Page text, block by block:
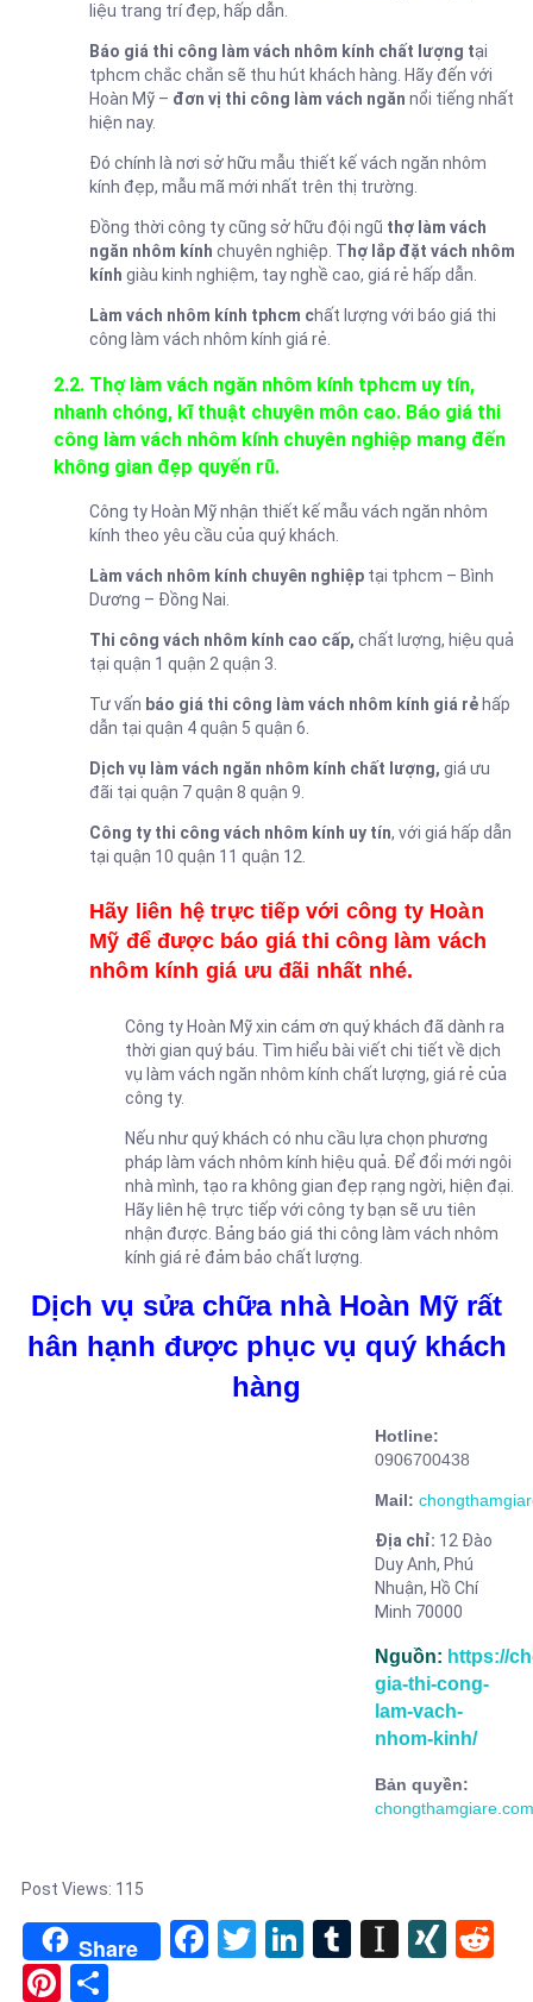
liệu trang trí đẹp, hấp dẫn.
Báo giá thi công làm vách nhôm kính chất lượng tại
tphcm chắc chắn sẽ thu hút khách hàng. Hãy đến với
Hoàn Mỹ – đơn vị thi công làm vách ngăn nổi tiếng nhất
hiện nay.
Đó chính là nơi sở hữu mẫu thiết kế vách ngăn nhôm
kính đẹp, mẫu mã mới nhất trên thị trường.
Đồng thời công ty cũng sở hữu đội ngũ thợ làm vách
ngăn nhôm kính chuyên nghiệp. T hợ lắp đặt vách nhôm
kính giàu kinh nghiệm, tay nghề cao, giá rẻ hấp dẫn.
Làm vách nhôm kính tphcm chất lượng với báo giá thi
công làm vách nhôm kính giá rẻ.
2.2. Thợ làm vách ngăn nhôm kính tphcm uy tín,
nhanh chóng, kĩ thuật chuyên môn cao. Báo giá thi
công làm vách nhôm kính chuyên nghiệp mang đến
không gian đẹp quyến rũ.
Công ty Hoàn Mỹ nhận thiết kế mẫu vách ngăn nhôm
kính theo yêu cầu của quý khách.
Làm vách nhôm kính chuyên nghiệp tại tphcm – Bình
Dương – Đồng Nai.
Thi công vách nhôm kính cao cấp, chất lượng, hiệu quả
tại quận 1 quận 2 quận 3.
Tư vấn báo giá thi công làm vách nhôm kính giá rẻ hấp
dẫn tại quận 4 quận 5 quận 6.
Dịch vụ làm vách ngăn nhôm kính chất lượng, giá ưu
đãi tại quận 7 quận 8 quận 9.
Công ty thi công vách nhôm kính uy tín, với giá hấp dẫn
tại quận 10 quận 11 quận 12.
Hãy liên hệ trực tiếp với công ty Hoàn
Mỹ để được báo giá thi công làm vách
nhôm kính giá ưu đãi nhất nhé.
Công ty Hoàn Mỹ xin cám ơn quý khách đã dành ra
thời gian quý báu. Tìm hiểu bài viết chi tiết về dịch
vụ làm vách ngăn nhôm kính chất lượng, giá rẻ của
công ty.
Nếu như quý khách có nhu cầu lựa chọn phương
pháp làm vách nhôm kính hiệu quả. Để đổi mới ngôi
nhà mình, tạo ra không gian đẹp rạng ngời, hiện đại.
Hãy liên hệ trực tiếp với công ty bạn sẽ ưu tiên
nhận được. Bảng báo giá thi công làm vách nhôm
kính giá rẻ đảm bảo chất lượng.
Dịch vụ sửa chữa nhà Hoàn Mỹ rất
hân hạnh được phục vụ quý khách
hàng
Hotline:
0906700438
Mail:
Địa chỉ: 12 Đào
Duy Anh, Phú
Nhuận, Hồ Chí
Minh 70000
Nguồn: https://
gia-thi-cong-
lam-vach-
nhom-kinh/
Bản quyền:
chongthamgiare.com
Post Views: 115
Share Facebook
TwitterLinkedIn
Tumblr
Pinterest